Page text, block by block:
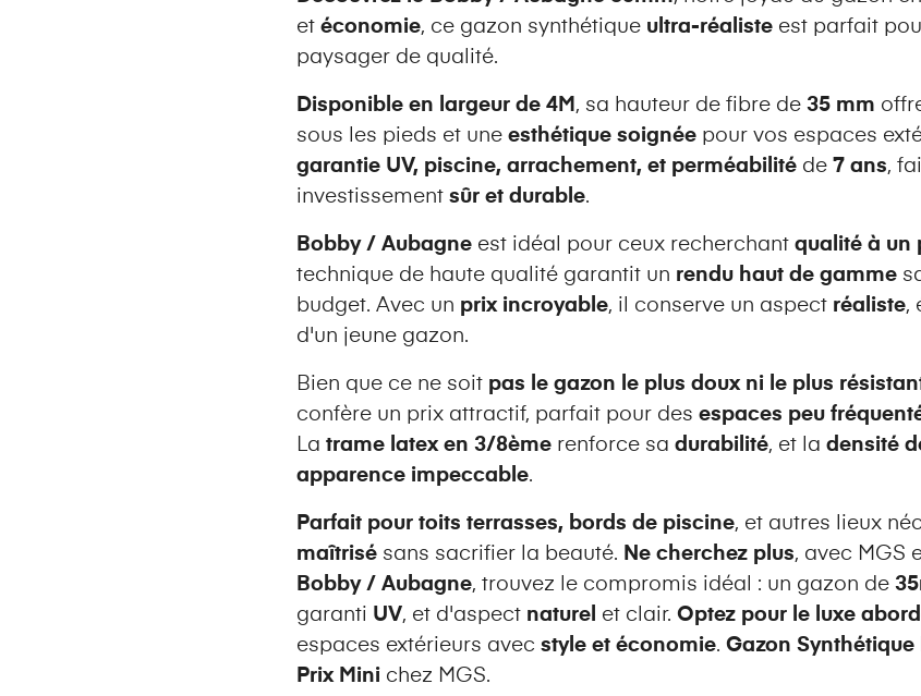
et économie, ce gazon synthétique ultra-réaliste est parfait
paysager de qualité.
Disponible en largeur de 4M , sa hauteur de fibre de 35 mm
sous les pieds et une esthétique soignée pour vos espaces
garantie UV, piscine, arrachement, et perméabilité de 7 ans,
investissement sûr et durable.
Bobby / Aubagne est idéal pour ceux recherchant qualité à un
technique de haute qualité garantit un rendu haut de gamme
budget. Avec un prix incroyable, il conserve un aspect réaliste,
d'un jeune gazon.
Bien que ce ne soit pas le gazon le plus doux ni le plus
confère un prix attractif, parfait pour des espaces peu
La trame latex en 3/8ème renforce sa durabilité, et la densité
apparence impeccable.
Parfait pour toits terrasses, bords de piscine, et autres lieux
maîtrisé sans sacrifier la beauté. Ne cherchez plus, avec MGS
Bobby / Aubagne, trouvez le compromis idéal : un gazon de
garanti UV, et d'aspect naturel et clair. Optez pour le luxe
espaces extérieurs avec style et économie. Gazon Synthétique
Prix Mini chez MGS.